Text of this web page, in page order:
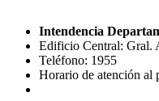
Intendencia
Edificio Central: Gral.
Teléfono: 1955
Horario de atención al